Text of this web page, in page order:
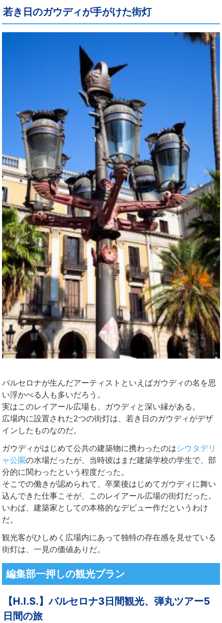
若き日のガウディが手がけた街灯
バルセロナが生んだアーティストといえばガウディの名を思
い浮かべる人も多いだろう。
実はこのレイアール広場も、ガウディと深い縁がある。
広場内に設置された2つの街灯は、若き日のガウディがデザ
インしたものなのだ。
ガウディがはじめて公共の建築物に携わったのはシウタデリ
ャ公園の水場だったが、当時彼はまだ建築学校の学生で、部
分的に関わったという程度だった。
そこでの働きが認められて、卒業後はじめてガウディに舞い
込んできた仕事こそが、このレイアール広場の街灯だった。
いわば、建築家としての本格的なデビュー作だというわけ
だ。
観光客がひしめく広場内にあって独特の存在感を見せている
街灯は、一見の価値ありだ。
編集部一押しの観光プラン
【H.I.S.】バルセロナ3日間観光、弾丸ツアー5
日間の旅